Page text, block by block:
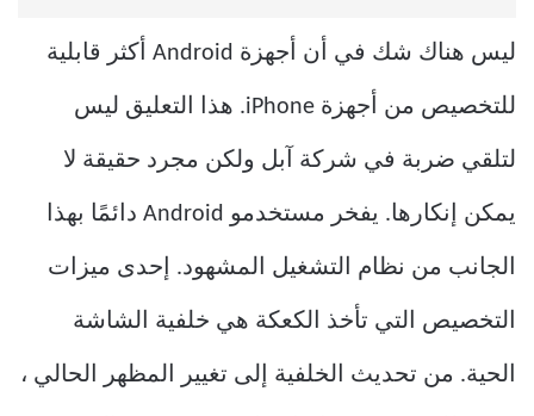
ليس هناك شك في أن أجهزة Android أكثر قابلية
للتخصيص من أجهزة iPhone. هذا التعليق ليس
لتلقي ضربة في شركة آبل ولكن مجرد حقيقة لا
يمكن إنكارها. يفخر مستخدمو Android دائمًا بهذا
الجانب من نظام التشغيل المشهود. إحدى ميزات
التخصيص التي تأخذ الكعكة هي خلفية الشاشة
الحية. من تحديث الخلفية إلى تغيير المظهر الحالي ،